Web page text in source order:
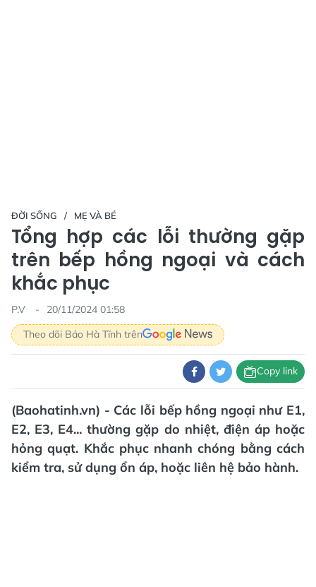
ĐỜI SỐNG MẸ VÀ BÉ
Tổng hợp các lỗi thường gặp
trên bếp hồng ngoại và cách
khắc phục
P.V
20/11/2024 01:58
Theo dõi Báo Hà Tĩnh trên
Copy link
(Baohatinh.vn) - Các lỗi bếp hồng ngoại như E1,
E2, E3, E4... thường gặp do nhiệt, điện áp hoặc
hỏng quạt. Khắc phục nhanh chóng bằng cách
kiểm tra, sử dụng ổn áp, hoặc liên hệ bảo hành.